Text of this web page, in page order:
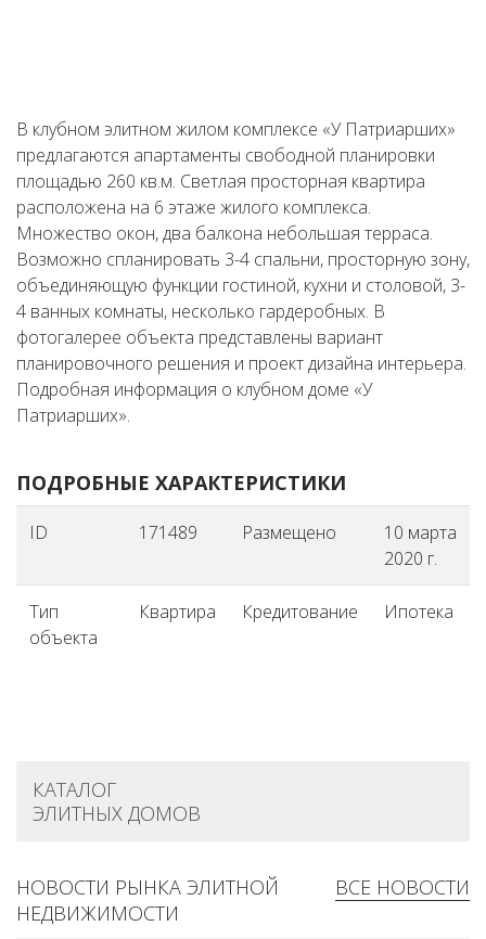
В клубном элитном жилом комплексе «У Патриарших»
предлагаются апартаменты свободной планировки
площадью 260 кв.м. Светлая просторная квартира
расположена на 6 этаже жилого комплекса.
Множество окон, два балкона небольшая терраса.
Возможно спланировать 3-4 спальни, просторную зону,
объединяющую функции гостиной, кухни и столовой, 3-
4 ванных комнаты, несколько гардеробных. В
фотогалерее объекта представлены вариант
планировочного решения и проект дизайна интерьера.
Подробная информация о клубном доме «У
Патриарших».
ПОДРОБНЫЕ ХАРАКТЕРИСТИКИ
ID 171489 Размещено
10 марта
2020 г.
Тип
объекта
Квартира Кредитование Ипотека
КАТАЛОГ
ЭЛИТНЫХ ДОМОВ
ВСЕ НОВОСТИ
НОВОСТИ РЫНКА ЭЛИТНОЙ
НЕДВИЖИМОСТИ